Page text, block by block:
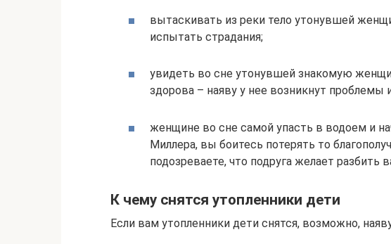
вытаскивать из реки тело утонувшей
испытать страдания;
увидеть во сне утонувшей знакомую
здорова – наяву у нее возникнут
женщине во сне самой упасть в водоем и
Миллера, вы боитесь потерять то
подозреваете, что подруга желает разбить
К чему снятся утопленники дети
Если вам утопленники дети снятся, возможно,